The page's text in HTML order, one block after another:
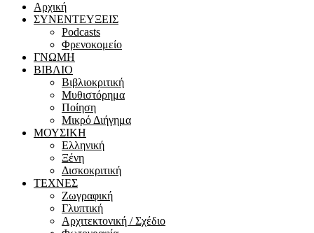
Αρχική
ΣΥΝΕΝΤΕΥΞΕΙΣ
Podcasts
Φρενοκομείο
ΓΝΩΜΗ
ΒΙΒΛΙΟ
Βιβλιοκριτική
Μυθιστόρημα
Ποίηση
Μικρό Διήγημα
ΜΟΥΣΙΚΗ
Ελληνική
Ξένη
Δισκοκριτική
ΤΕΧΝΕΣ
Ζωγραφική
Γλυπτική
Αρχιτεκτονική / Σχέδιο